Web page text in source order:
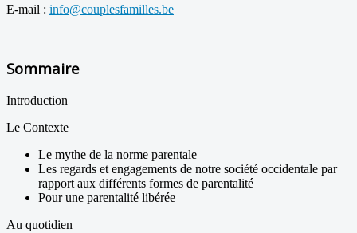
E-mail : info@couplesfamilles.be
Sommaire
Introduction
Le Contexte
Le mythe de la norme parentale
Les regards et engagements de notre société occidentale par
rapport aux différents formes de parentalité
Pour une parentalité libérée
Au quotidien